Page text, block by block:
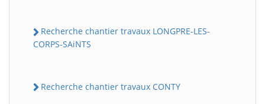
Recherche chantier travaux LONGPRE-LES-
CORPS-SAiNTS
Recherche chantier travaux CONTY